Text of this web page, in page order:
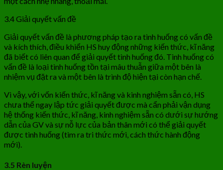
3.4 Giải quyết vấn đề
Giải quyết vấn đề là phương pháp tạo ra tình huống có vấn đề
và kích thích, điều khiển HS huy động những kiến thức, kĩ năng
đã biết có liên quan để giải quyết tình huống đó. Tinh huống có
vấn đề là loại tình huống tồn tại mâu thuẫn giữa một bên là
nhiệm vụ đặt ra và một bên là trình độ hiện tại còn hạn chế.
Vì vậy, với vốn kiến thức, kĩ năng và kinh nghiệm sẵn có, HS
chưa thể ngay lập tức giải quyết được mà cẩn phải vận dụng
hệ thống kiến thức, kĩ năng, kinh nghiệm sẵn có dưới sự hướng
dẫn của GV và sự nỗ lực của bản thân mới có thể giải quyết
được tình huống (tìm ra tri thức mới, cách thức hành động
mới).
3.5 Rèn luyện